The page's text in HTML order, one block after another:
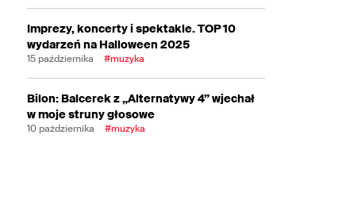
Imprezy, koncerty i spektakle. TOP 10
wydarzeń na Halloween 2025
15 października #muzyka
Bilon: Balcerek z „Alternatywy 4” wjechał
w moje struny głosowe
10 października #muzyka